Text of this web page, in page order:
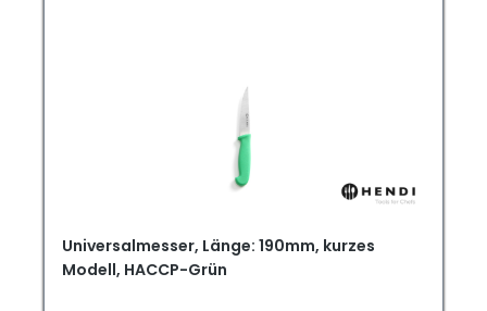
Universalmesser, Länge: 190mm, kurzes
Modell, HACCP-Grün